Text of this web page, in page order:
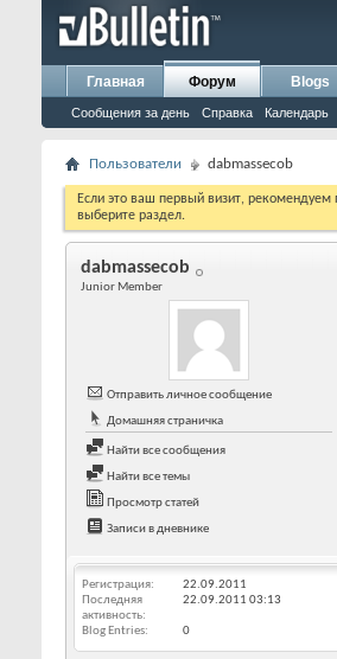
Главная Форум
Сообщения за день Справка Календарь
Blogs
Пользователи dabmassecob
Если это ваш первый визит, рекомендуем
выберите раздел.
dabmassecob
Junior Member
Отправить личное сообщение
Домашняя страничка
Найти все сообщения
Найти все темы
Просмотр статей
Записи в дневнике
Регистрация
22.09.2011
Последняя
активность
22.09.2011 03:13
Blog Entries 0